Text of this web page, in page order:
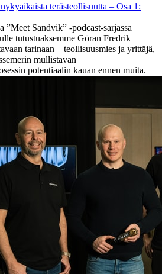
terästeollisuutta – Osa 1:
”Meet Sandvik” -podcast-sarjassa
tutustuaksemme Göran Fredrik
tarinaan – teollisuusmies ja yrittäjä,
mullistavan
potentiaalin kauan ennen muita.